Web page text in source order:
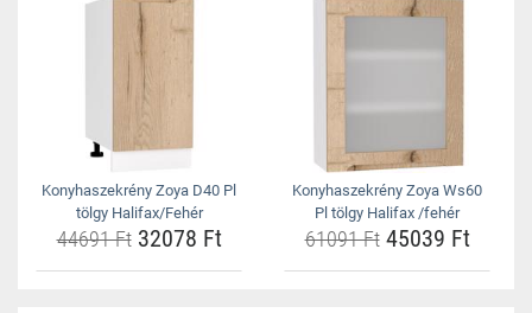
Konyhaszekrény Zoya D40 Pl
tölgy Halifax/Fehér
44691 Ft32078 Ft
Konyhaszekrény Zoya Ws60
Pl tölgy Halifax /fehér
61091 Ft45039 Ft